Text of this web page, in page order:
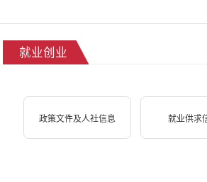
就业创业
政策文件及人社信息 就业供求